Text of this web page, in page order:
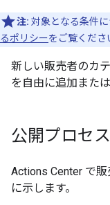
注: 対象となる条件に
るポリシーをご覧くださ
新しい販売者のカ
を自由に追加また
公開プロセス
Actions Center で
に示します。